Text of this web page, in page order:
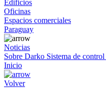
Edificios
Oficinas
Espacios comerciales
Paraguay
Noticias
Sobre Darko Sistema de control
Inicio
Volver